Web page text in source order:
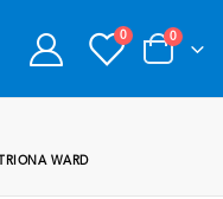
0 0
WARD